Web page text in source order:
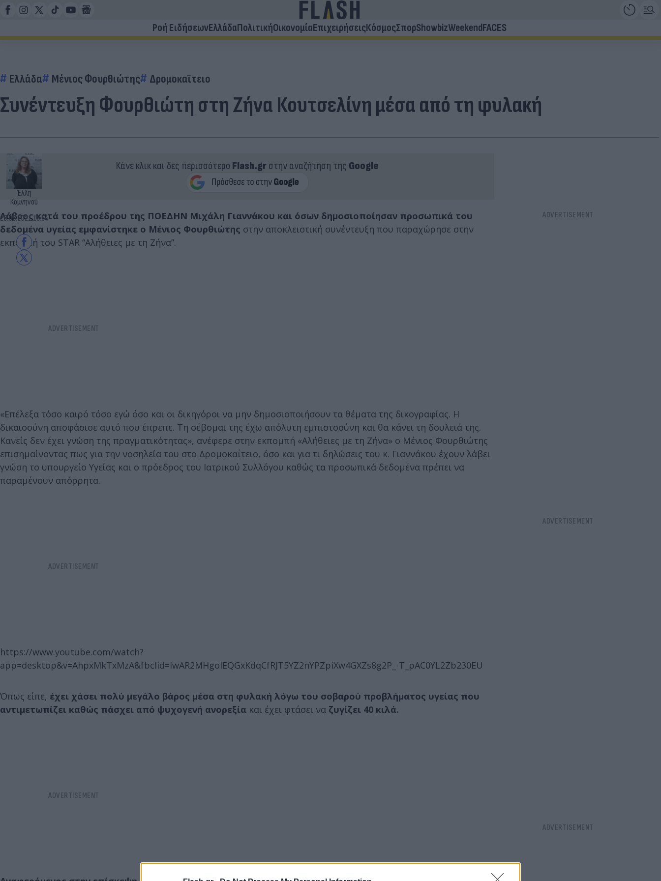
Ροή ΕιδήσεωνΕλλάδαΠολιτικήΟικονομίαΕπιχειρήσειςΚόσμοςΣπορShowbizWeekendFACES
Ελλάδα Μένιος Φουρθιώτης Δρομοκαϊτειο
Συνέντευξη Φουρθιώτη στη Ζήνα Κουτσελίνη μέσα από τη φυλακή
Έλλη
Κομνηνού
25.05.2021 13:54
Κάνε κλικ και δες περισσότερο Flash.grστην αναζήτηση της Google
Λάβρος κατά του προέδρου της ΠΟΕΔΗΝ Μιχάλη Γιαννάκου και όσων δημοσιοποίησαν προσωπικά του
δεδομένα υγείας εμφανίστηκε ο Μένιος Φουρθιώτης στην αποκλειστική συνέντευξη που παραχώρησε στην
εκπομπή του STAR “Αλήθειες με τη Ζήνα”.
«Επέλεξα τόσο καιρό τόσο εγώ όσο και οι δικηγόροι να μην δημοσιοποιήσουν τα θέματα της δικογραφίας. Η
δικαιοσύνη αποφάσισε αυτό που έπρεπε. Τη σέβομαι της έχω απόλυτη εμπιστοσύνη και θα κάνει τη δουλειά της.
Κανείς δεν έχει γνώση της πραγματικότητας», ανέφερε στην εκπομπή «Αλήθειες με τη Ζήνα» o Mένιος Φουρθιώτης
επισημαίνοντας πως για την νοσηλεία του στο Δρομοκαΐτειο, όσο και για τι δηλώσεις του κ. Γιαννάκου έχουν λάβει
γνώση το υπουργείο Υγείας και ο πρόεδρος του Ιατρικού Συλλόγου καθώς τα προσωπικά δεδομένα πρέπει να
παραμένουν απόρρητα.
https://www.youtube.com/watch?
app=desktop&v=AhpxMkTxMzA&fbclid=IwAR2MHgolEQGxKdqCfRJT5YZ2nYPZpiXw4GXZs8g2P_-T_pAC0YL2Zb230EU
Όπως είπε, έχει χάσει πολύ μεγάλο βάρος μέσα στη φυλακή λόγω του σοβαρού προβλήματος υγείας που
αντιμετωπίζει καθώς πάσχει από ψυχογενή ανορεξία και έχει φτάσει να ζυγίζει 40 κιλά.